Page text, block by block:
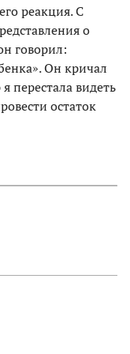
реакция. С
о
говорил:
Он кричал
перестала видеть
остаток